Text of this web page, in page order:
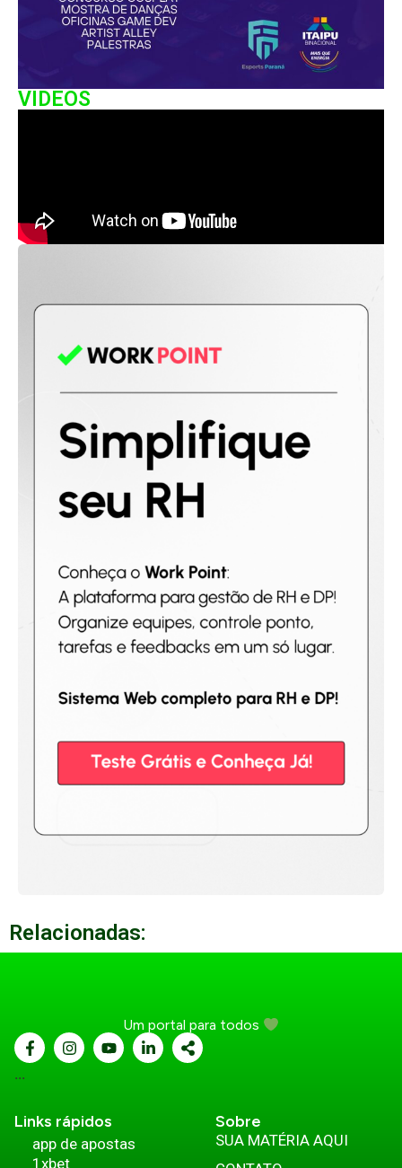
VIDEOS
Relacionadas:
Um portal para todos
...
Links rápidos
app de apostas
1xbet
Sobre
SUA MATÉRIA AQUI